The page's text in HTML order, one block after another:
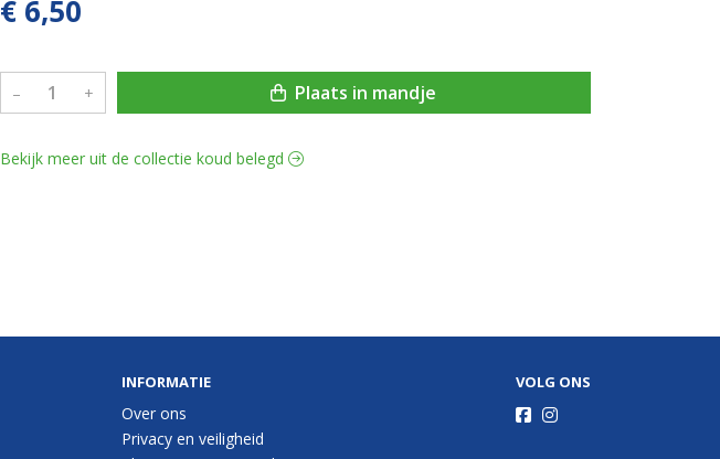
€ 6,50
– + Plaats in mandje
Bekijk meer uit de collectie koud belegd
INFORMATIE
Over ons
Privacy en veiligheid
VOLG ONS